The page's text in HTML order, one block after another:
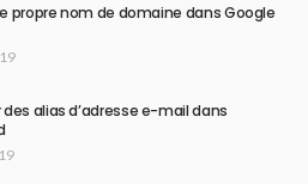
propre nom de domaine dans Google
alias d’adresse e-mail dans